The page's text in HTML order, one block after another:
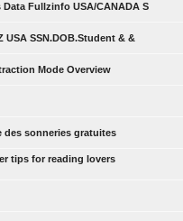
Fullzinfo USA/CANADA S
USA SSN.DOB.Student & &
Mode Overview
des sonneries gratuites
tips for reading lovers